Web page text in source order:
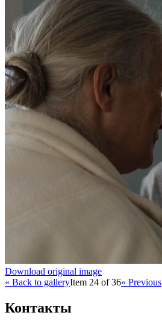
Фотогалерея
Download original image
« Back to galleryItem 24 of 36« Previous
Контакты